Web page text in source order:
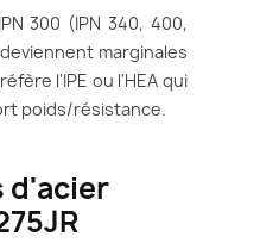
300 (IPN 340, 400,
marginales
l'IPE ou l'HEA qui
poids/résistance.
d'acier